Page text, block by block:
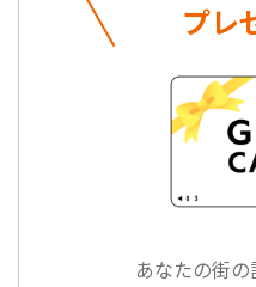
プレ
あなたの街